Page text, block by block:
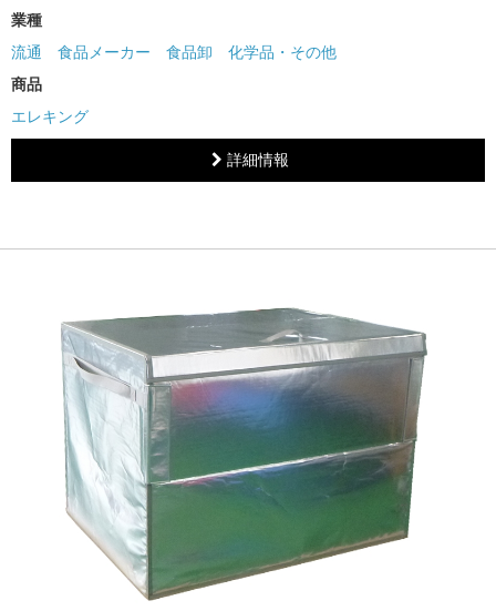
業種
流通
食品メーカー 食品卸
化学品・その他
商品
エレキング
詳細情報